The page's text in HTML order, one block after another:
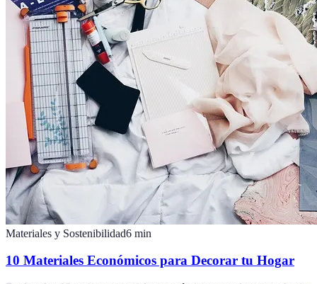
Materiales y Sostenibilidad6 min
10 Materiales Económicos para Decorar tu Hogar